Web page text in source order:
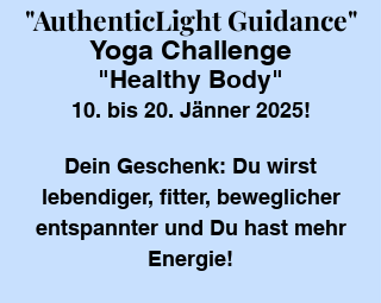
"AuthenticLight Guidance"
Yoga Challenge
"Healthy Body"
10. bis 20. Jänner 2025!
Dein Geschenk: Du wirst
lebendiger, fitter, beweglicher
entspannter und Du hast mehr
Energie!